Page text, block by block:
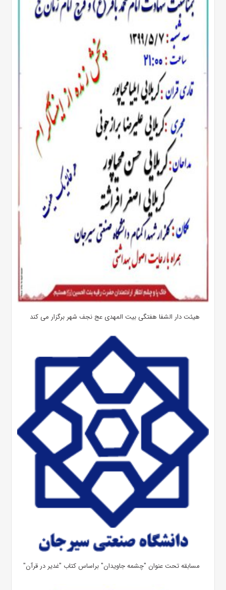
هیئت دار الشفا هفتگی بیت المهدی عج نجف شهر برگزار می کند
مسابقه تحت عنوان "چشمه جاویدان" براساس کتاب "غدیر در قرآن"